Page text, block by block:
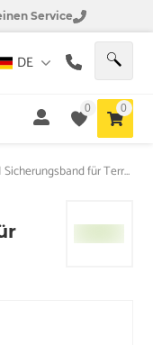
Service
DE
0 0
HORI Sicherungsband für Terrassendiele WPC